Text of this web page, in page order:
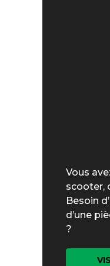
Vous
scooter,
Besoin
d’une
?